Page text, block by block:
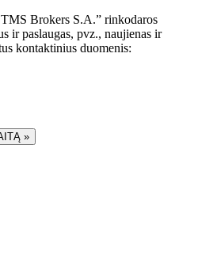
Brokers S.A.” rinkodaros
ir paslaugas, pvz., naujienas ir
kontaktinius duomenis:
»